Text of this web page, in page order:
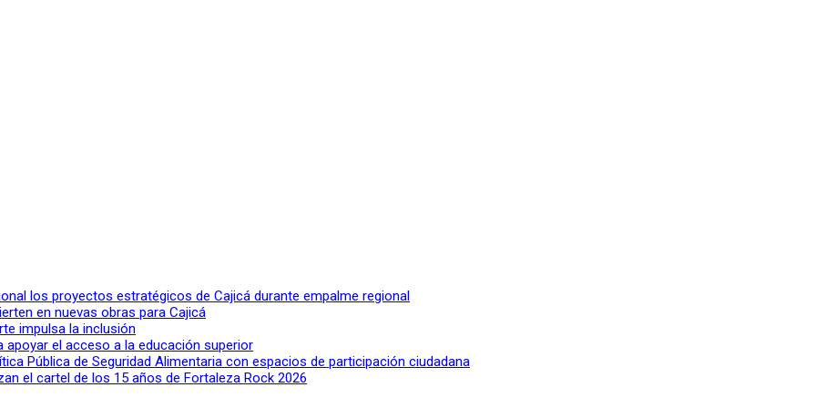
los proyectos estratégicos de Cajicá durante empalme regional
en nuevas obras para Cajicá
impulsa la inclusión
apoyar el acceso a la educación superior
Pública de Seguridad Alimentaria con espacios de participación ciudadana
el cartel de los 15 años de Fortaleza Rock 2026